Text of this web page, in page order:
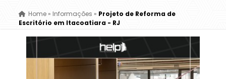
Home »Informações » Projeto de Reforma de
Escritório em Itacoatiara - RJ